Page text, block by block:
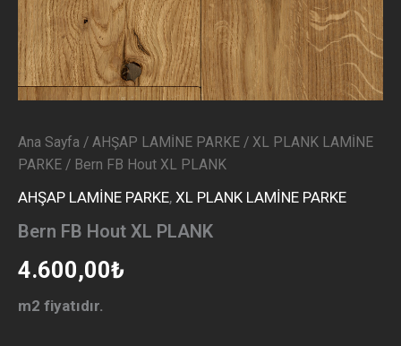
Ana Sayfa / AHŞAP LAMİNE PARKE / XL PLANK LAMİNE
PARKE / Bern FB Hout XL PLANK
AHŞAP LAMİNE PARKE, XL PLANK LAMİNE PARKE
Bern FB Hout XL PLANK
4.600,00₺
m2 fiyatıdır.